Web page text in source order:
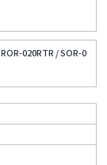
ROR-020RTR /SOR-0